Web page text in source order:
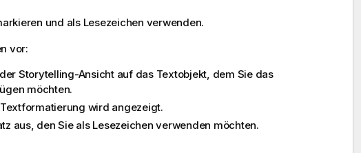
und als Lesezeichen verwenden.
vor:
Storytelling-Ansicht auf das Textobjekt, dem Sie das
möchten.
wird angezeigt.
aus, den Sie als Lesezeichen verwenden möchten.